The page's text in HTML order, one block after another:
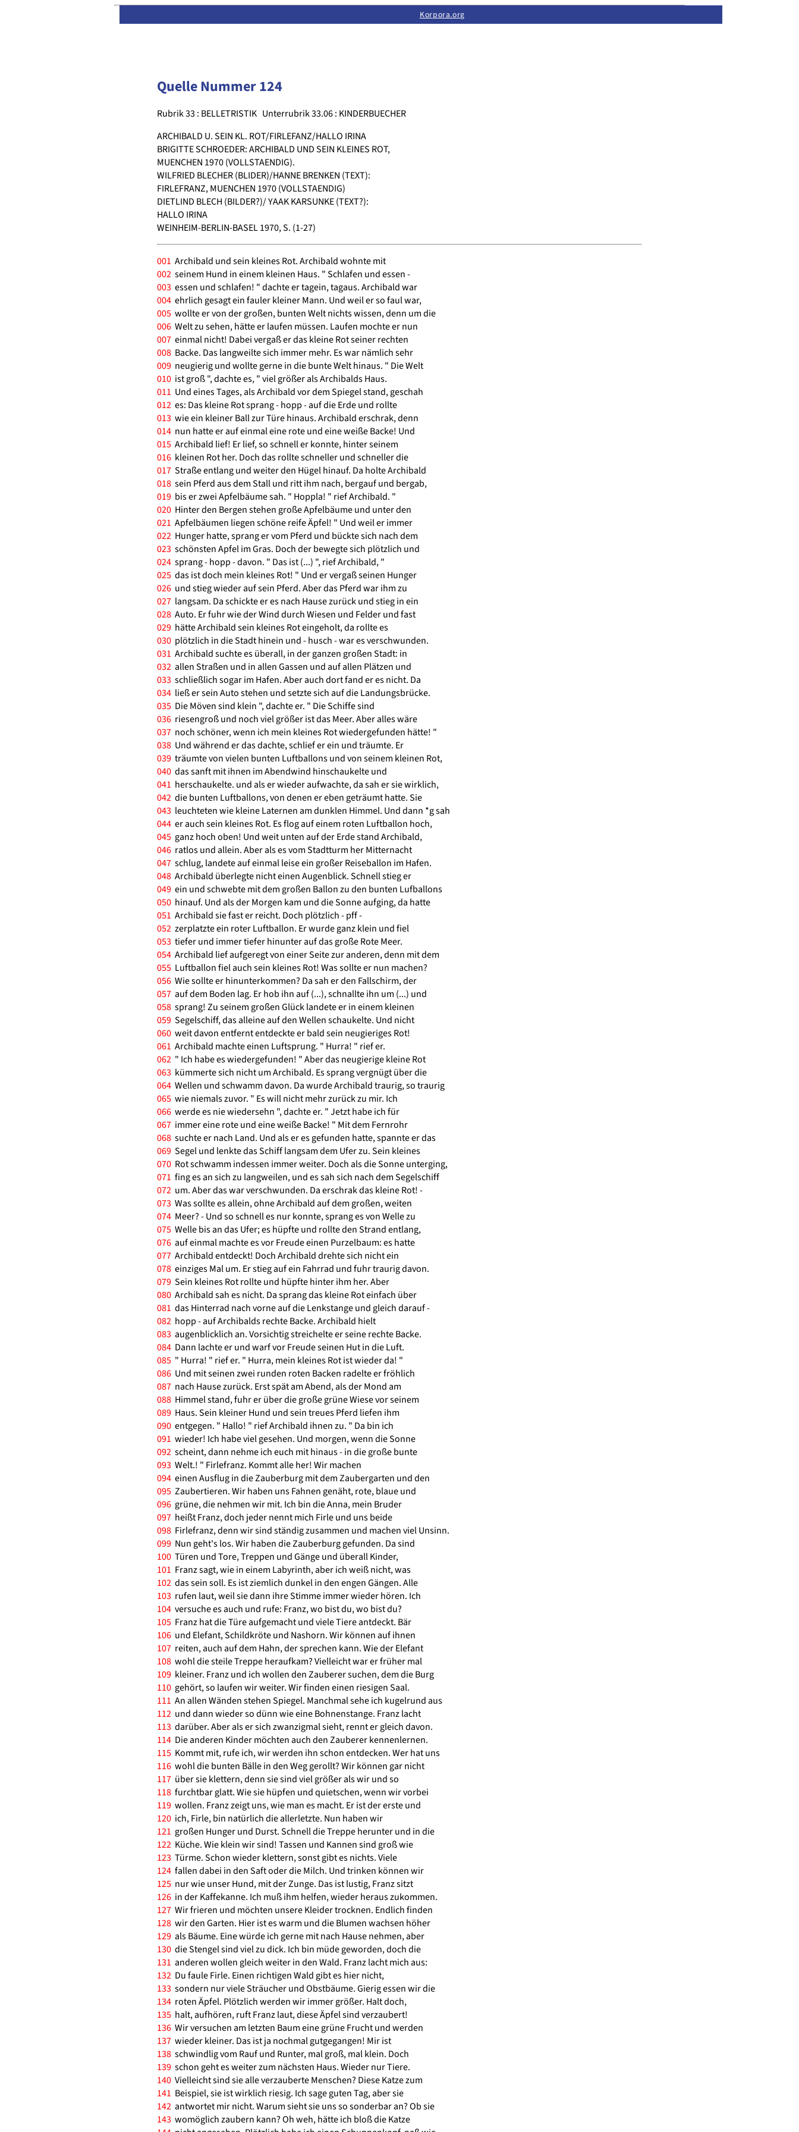
Feedback·Korpora.org
Quelle Nummer 124
Rubrik 33 : BELLETRISTIK Unterrubrik 33.06 : KINDERBUECHER
ARCHIBALD U. SEIN KL. ROT/FIRLEFANZ/HALLO IRINA
BRIGITTE SCHROEDER: ARCHIBALD UND SEIN KLEINES ROT,
MUENCHEN 1970 (VOLLSTAENDIG).
WILFRIED BLECHER (BLIDER)/HANNE BRENKEN (TEXT):
FIRLEFRANZ, MUENCHEN 1970 (VOLLSTAENDIG)
DIETLIND BLECH (BILDER?)/ YAAK KARSUNKE (TEXT?):
HALLO IRINA
WEINHEIM-BERLIN-BASEL 1970, S. (1-27)
001 Archibald und sein kleines Rot. Archibald wohnte mit
002 seinem Hund in einem kleinen Haus. " Schlafen und essen -
003 essen und schlafen! " dachte er tagein, tagaus. Archibald war
004 ehrlich gesagt ein fauler kleiner Mann. Und weil er so faul war,
005 wollte er von der großen, bunten Welt nichts wissen, denn um die
006 Welt zu sehen, hätte er laufen müssen. Laufen mochte er nun
007 einmal nicht! Dabei vergaß er das kleine Rot seiner rechten
008 Backe. Das langweilte sich immer mehr. Es war nämlich sehr
009 neugierig und wollte gerne in die bunte Welt hinaus. " Die Welt
010 ist groß ", dachte es, " viel größer als Archibalds Haus.
011 Und eines Tages, als Archibald vor dem Spiegel stand, geschah
012 es: Das kleine Rot sprang - hopp - auf die Erde und rollte
013 wie ein kleiner Ball zur Türe hinaus. Archibald erschrak, denn
014 nun hatte er auf einmal eine rote und eine weiße Backe! Und
015 Archibald lief! Er lief, so schnell er konnte, hinter seinem
016 kleinen Rot her. Doch das rollte schneller und schneller die
017 Straße entlang und weiter den Hügel hinauf. Da holte Archibald
018 sein Pferd aus dem Stall und ritt ihm nach, bergauf und bergab,
019 bis er zwei Apfelbäume sah. " Hoppla! " rief Archibald. "
020 Hinter den Bergen stehen große Apfelbäume und unter den
021 Apfelbäumen liegen schöne reife Äpfel! " Und weil er immer
022 Hunger hatte, sprang er vom Pferd und bückte sich nach dem
023 schönsten Apfel im Gras. Doch der bewegte sich plötzlich und
024 sprang - hopp - davon. " Das ist (...) ", rief Archibald, "
025 das ist doch mein kleines Rot! " Und er vergaß seinen Hunger
026 und stieg wieder auf sein Pferd. Aber das Pferd war ihm zu
027 langsam. Da schickte er es nach Hause zurück und stieg in ein
028 Auto. Er fuhr wie der Wind durch Wiesen und Felder und fast
029 hätte Archibald sein kleines Rot eingeholt, da rollte es
030 plötzlich in die Stadt hinein und - husch - war es verschwunden.
031 Archibald suchte es überall, in der ganzen großen Stadt: in
032 allen Straßen und in allen Gassen und auf allen Plätzen und
033 schließlich sogar im Hafen. Aber auch dort fand er es nicht. Da
034 ließ er sein Auto stehen und setzte sich auf die Landungsbrücke.
035 Die Möven sind klein ", dachte er. " Die Schiffe sind
036 riesengroß und noch viel größer ist das Meer. Aber alles wäre
037 noch schöner, wenn ich mein kleines Rot wiedergefunden hätte! "
038 Und während er das dachte, schlief er ein und träumte. Er
039 träumte von vielen bunten Luftballons und von seinem kleinen Rot,
040 das sanft mit ihnen im Abendwind hinschaukelte und
041 herschaukelte. und als er wieder aufwachte, da sah er sie wirklich,
042 die bunten Luftballons, von denen er eben geträumt hatte. Sie
043 leuchteten wie kleine Laternen am dunklen Himmel. Und dann *g sah
044 er auch sein kleines Rot. Es flog auf einem roten Luftballon hoch,
045 ganz hoch oben! Und weit unten auf der Erde stand Archibald,
046 ratlos und allein. Aber als es vom Stadtturm her Mitternacht
047 schlug, landete auf einmal leise ein großer Reiseballon im Hafen.
048 Archibald überlegte nicht einen Augenblick. Schnell stieg er
049 ein und schwebte mit dem großen Ballon zu den bunten Lufballons
050 hinauf. Und als der Morgen kam und die Sonne aufging, da hatte
051 Archibald sie fast er reicht. Doch plötzlich - pff -
052 zerplatzte ein roter Luftballon. Er wurde ganz klein und fiel
053 tiefer und immer tiefer hinunter auf das große Rote Meer.
054 Archibald lief aufgeregt von einer Seite zur anderen, denn mit dem
055 Luftballon fiel auch sein kleines Rot! Was sollte er nun machen?
056 Wie sollte er hinunterkommen? Da sah er den Fallschirm, der
057 auf dem Boden lag. Er hob ihn auf (...), schnallte ihn um (...) und
058 sprang! Zu seinem großen Glück landete er in einem kleinen
059 Segelschiff, das alleine auf den Wellen schaukelte. Und nicht
060 weit davon entfernt entdeckte er bald sein neugieriges Rot!
061 Archibald machte einen Luftsprung. " Hurra! " rief er.
062 " Ich habe es wiedergefunden! " Aber das neugierige kleine Rot
063 kümmerte sich nicht um Archibald. Es sprang vergnügt über die
064 Wellen und schwamm davon. Da wurde Archibald traurig, so traurig
065 wie niemals zuvor. " Es will nicht mehr zurück zu mir. Ich
066 werde es nie wiedersehn ", dachte er. " Jetzt habe ich für
067 immer eine rote und eine weiße Backe! " Mit dem Fernrohr
068 suchte er nach Land. Und als er es gefunden hatte, spannte er das
069 Segel und lenkte das Schiff langsam dem Ufer zu. Sein kleines
070 Rot schwamm indessen immer weiter. Doch als die Sonne unterging,
071 fing es an sich zu langweilen, und es sah sich nach dem Segelschiff
072 um. Aber das war verschwunden. Da erschrak das kleine Rot! -
073 Was sollte es allein, ohne Archibald auf dem großen, weiten
074 Meer? - Und so schnell es nur konnte, sprang es von Welle zu
075 Welle bis an das Ufer; es hüpfte und rollte den Strand entlang,
076 auf einmal machte es vor Freude einen Purzelbaum: es hatte
077 Archibald entdeckt! Doch Archibald drehte sich nicht ein
078 einziges Mal um. Er stieg auf ein Fahrrad und fuhr traurig davon.
079 Sein kleines Rot rollte und hüpfte hinter ihm her. Aber
080 Archibald sah es nicht. Da sprang das kleine Rot einfach über
081 das Hinterrad nach vorne auf die Lenkstange und gleich darauf -
082 hopp - auf Archibalds rechte Backe. Archibald hielt
083 augenblicklich an. Vorsichtig streichelte er seine rechte Backe.
084 Dann lachte er und warf vor Freude seinen Hut in die Luft.
085 " Hurra! " rief er. " Hurra, mein kleines Rot ist wieder da! "
086 Und mit seinen zwei runden roten Backen radelte er fröhlich
087 nach Hause zurück. Erst spät am Abend, als der Mond am
088 Himmel stand, fuhr er über die große grüne Wiese vor seinem
089 Haus. Sein kleiner Hund und sein treues Pferd liefen ihm
090 entgegen. " Hallo! " rief Archibald ihnen zu. " Da bin ich
091 wieder! Ich habe viel gesehen. Und morgen, wenn die Sonne
092 scheint, dann nehme ich euch mit hinaus - in die große bunte
093 Welt.! " Firlefranz. Kommt alle her! Wir machen
094 einen Ausflug in die Zauberburg mit dem Zaubergarten und den
095 Zaubertieren. Wir haben uns Fahnen genäht, rote, blaue und
096 grüne, die nehmen wir mit. Ich bin die Anna, mein Bruder
097 heißt Franz, doch jeder nennt mich Firle und uns beide
098 Firlefranz, denn wir sind ständig zusammen und machen viel Unsinn.
099 Nun geht's los. Wir haben die Zauberburg gefunden. Da sind
100 Türen und Tore, Treppen und Gänge und überall Kinder,
101 Franz sagt, wie in einem Labyrinth, aber ich weiß nicht, was
102 das sein soll. Es ist ziemlich dunkel in den engen Gängen. Alle
103 rufen laut, weil sie dann ihre Stimme immer wieder hören. Ich
104 versuche es auch und rufe: Franz, wo bist du, wo bist du?
105 Franz hat die Türe aufgemacht und viele Tiere antdeckt. Bär
106 und Elefant, Schildkröte und Nashorn. Wir können auf ihnen
107 reiten, auch auf dem Hahn, der sprechen kann. Wie der Elefant
108 wohl die steile Treppe heraufkam? Vielleicht war er früher mal
109 kleiner. Franz und ich wollen den Zauberer suchen, dem die Burg
110 gehört, so laufen wir weiter. Wir finden einen riesigen Saal.
111 An allen Wänden stehen Spiegel. Manchmal sehe ich kugelrund aus
112 und dann wieder so dünn wie eine Bohnenstange. Franz lacht
113 darüber. Aber als er sich zwanzigmal sieht, rennt er gleich davon.
114 Die anderen Kinder möchten auch den Zauberer kennenlernen.
115 Kommt mit, rufe ich, wir werden ihn schon entdecken. Wer hat uns
116 wohl die bunten Bälle in den Weg gerollt? Wir können gar nicht
117 über sie klettern, denn sie sind viel größer als wir und so
118 furchtbar glatt. Wie sie hüpfen und quietschen, wenn wir vorbei
119 wollen. Franz zeigt uns, wie man es macht. Er ist der erste und
120 ich, Firle, bin natürlich die allerletzte. Nun haben wir
121 großen Hunger und Durst. Schnell die Treppe herunter und in die
122 Küche. Wie klein wir sind! Tassen und Kannen sind groß wie
123 Türme. Schon wieder klettern, sonst gibt es nichts. Viele
124 fallen dabei in den Saft oder die Milch. Und trinken können wir
125 nur wie unser Hund, mit der Zunge. Das ist lustig, Franz sitzt
126 in der Kaffekanne. Ich muß ihm helfen, wieder heraus zukommen.
127 Wir frieren und möchten unsere Kleider trocknen. Endlich finden
128 wir den Garten. Hier ist es warm und die Blumen wachsen höher
129 als Bäume. Eine würde ich gerne mit nach Hause nehmen, aber
130 die Stengel sind viel zu dick. Ich bin müde geworden, doch die
131 anderen wollen gleich weiter in den Wald. Franz lacht mich aus:
132 Du faule Firle. Einen richtigen Wald gibt es hier nicht,
133 sondern nur viele Sträucher und Obstbäume. Gierig essen wir die
134 roten Äpfel. Plötzlich werden wir immer größer. Halt doch,
135 halt, aufhören, ruft Franz laut, diese Äpfel sind verzaubert!
136 Wir versuchen am letzten Baum eine grüne Frucht und werden
137 wieder kleiner. Das ist ja nochmal gutgegangen! Mir ist
138 schwindlig vom Rauf und Runter, mal groß, mal klein. Doch
139 schon geht es weiter zum nächsten Haus. Wieder nur Tiere.
140 Vielleicht sind sie alle verzauberte Menschen? Diese Katze zum
141 Beispiel, sie ist wirklich riesig. Ich sage guten Tag, aber sie
142 antwortet mir nicht. Warum sieht sie uns so sonderbar an? Ob sie
143 womöglich zaubern kann? Oh weh, hätte ich bloß die Katze
Korpora.org